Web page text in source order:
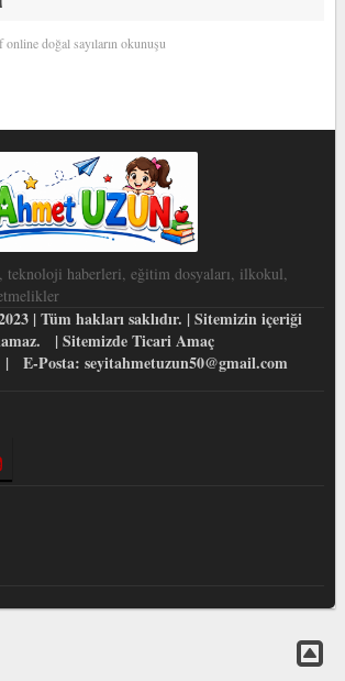
online doğal sayıların okunuşu
haberleri, eğitim dosyaları, ilkokul,
| Tüm hakları saklıdır. | Sitemizin içeriği
| Sitemizde Ticari Amaç
E-Posta: seyitahmetuzun50@gmail.com